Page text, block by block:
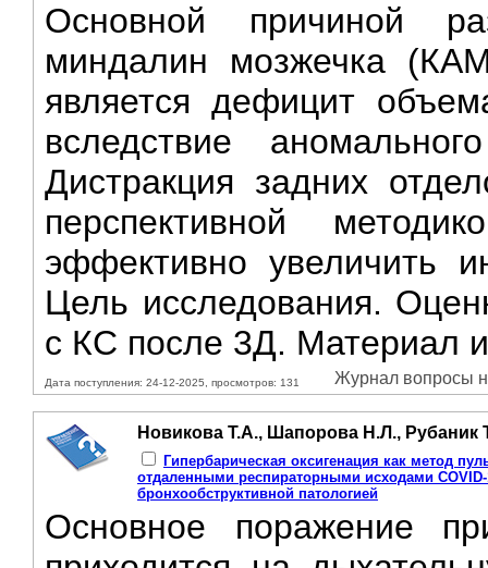
Основной причиной
миндалин мозжечка
является дефицит
вследствие
Дистракция задних
перспективной
эффективно увеличить
Цель исследования.
с КC после 3Д. Материал
Дата поступления: 24-12-2025, просмотров: 131 Журнал вопросы
Новикова Т.А., Шапорова Н.Л., Рубаник
Гипербарическая оксигенация как метод
отдаленными респираторными исходами
бронхообструктивной патологией
Основное поражение